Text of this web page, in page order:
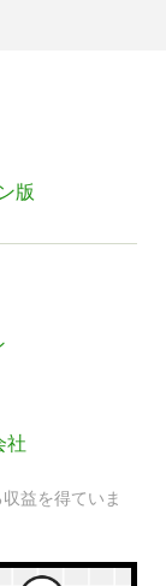
版
社
益を得ていま